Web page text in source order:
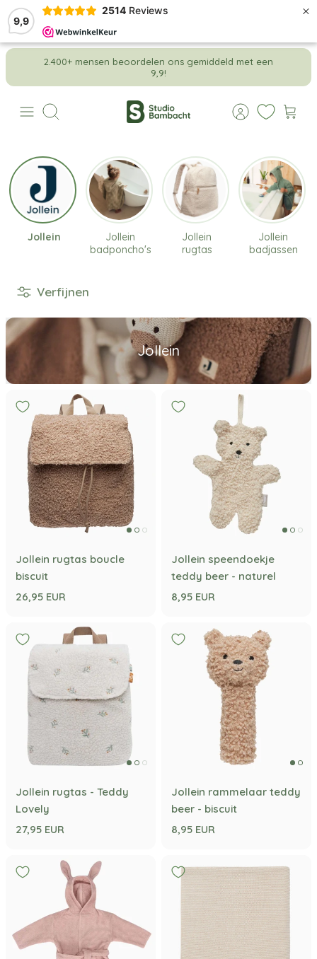
9,9
2514 Reviews ×
Meteen
de
content
2.400+ mensen beoordelen ons gemiddeld met een
9,9!
Zoeken
Jollein
Jollein
badponcho's
Jollein
rugtas
Jollein
badjassen
Verfijnen
Jollein
Jollein rugtas boucle
biscuit
26,95 EUR
Jollein speendoekje
teddy beer - naturel
8,95 EUR
Jollein rugtas - Teddy
Lovely
27,95 EUR
Jollein rammelaar teddy
beer - biscuit
8,95 EUR